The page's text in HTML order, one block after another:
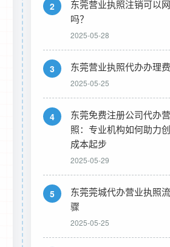
2
东莞营业执照注销可以
吗？
2025-05-28
3 东莞营业执照代办办理
2025-05-25
4
东莞免费注册公司代办
照：专业机构如何助力
成本起步
2025-05-29
5
东莞莞城代办营业执照
骤
2025-05-25